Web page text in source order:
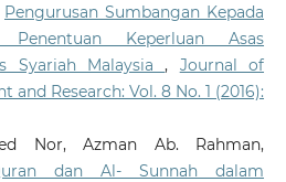
Pengurusan Sumbangan Kepada
Keperluan Asas
Syariah Malaysia, Journal of
and Research: Vol. 8 No. 1 (2016):
Nor, Azman Ab. Rahman,
dan Al- Sunnah dalam